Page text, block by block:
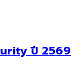
ปี 2569